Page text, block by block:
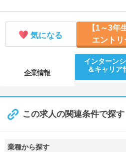
気になる
【1～3年
エントリ
企業情報
インターン
＆キャリア
この求人の関連条件で探す
業種から探す